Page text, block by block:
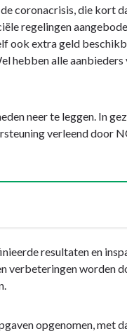
coronacrisis, die kort
regelingen
ook extra geld
hebben alle
neer te leggen. In
verleend door
resultaten en
verbeteringen worden
opgenomen, met